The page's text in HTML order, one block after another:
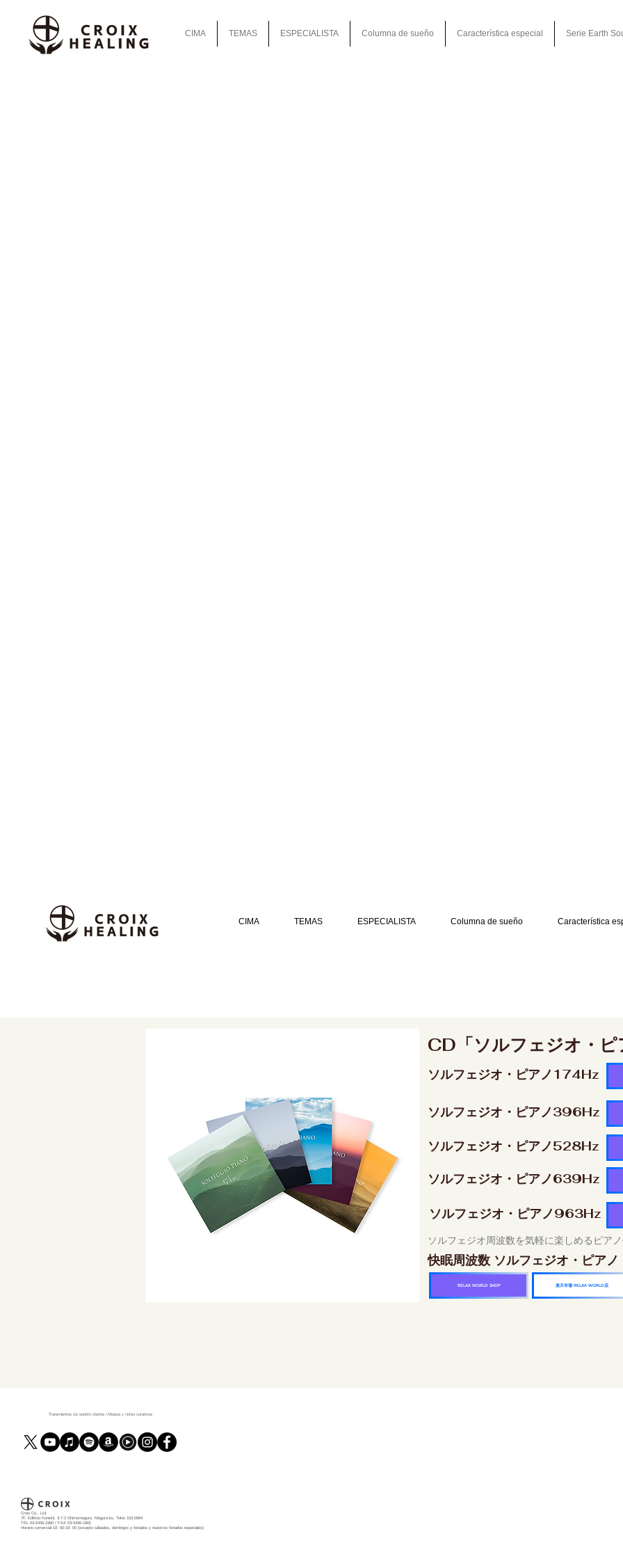
CIMA TEMAS ESPECIALISTA Columna de sueño Característica especial Serie Earth
CIMA TEMAS ESPECIALISTA Columna de sueño Característica
CD「ソルフェジオ・
ソルフェジオ・ピアノ174Hz
ソルフェジオ・ピアノ396Hz
ソルフェジオ・ピアノ528Hz
ソルフェジオ・ピアノ639Hz
ソルフェジオ・ピアノ963Hz
ソルフェジオ周波数を気軽に楽しめるピア
快眠周波数 ソルフェジオ・ピア
RELAX WORLD SHOP 楽天市場 RELAX WORLD店
Tratamientos de sonido diarios | Música y video curativos
Croix Co., Ltd.
7F, Edificio Konishi, 3-7-2 Shimomeguro, Meguro-ku, Tokio 153-0064
TEL 03-5436-1960 / FAX 03-5436-1961
Horario comercial 10: 00-19: 00 (excepto sábados, domingos y feriados y nuestros feriados especiales)